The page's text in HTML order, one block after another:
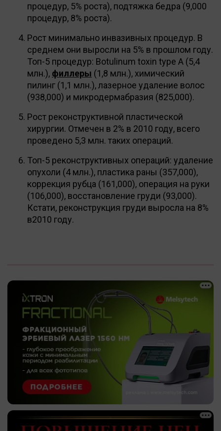
процедур, 5% роста), подтяжка бедра (9,000
процедур, 8% роста).
Рост минимально инвазивных процедур. В
среднем они выросли на 5% в прошлом году.
Топ-5 процедур: Botulinum toxin type A (5,4
млн.), филлеры (1,8 млн.), химический
пилинг (1,1 млн.), лазерное удаление волос
(938,000) и микродермабразия (825,000).
Рост реконструктивной пластической
хирургии. Отмечен в 2% в 2010 году, всего
проведено 5,3 млн. таких операций.
Топ-5 реконструктивных операций: удаление
опухоли (4 млн.), пластика раны (357,000),
коррекция рубца (161,000), операция на руки
(106,000), восстановление груди (93,000).
Кстати, реконструкция груди выросла на 8%
в2010 году.